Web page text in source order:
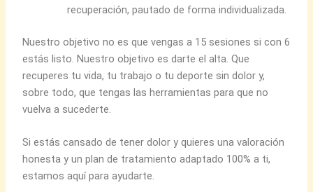
recuperación, pautado de forma individualizada.
Nuestro objetivo no es que vengas a 15 sesiones si con 6
estás listo. Nuestro objetivo es darte el alta. Que
recuperes tu vida, tu trabajo o tu deporte sin dolor y,
sobre todo, que tengas las herramientas para que no
vuelva a sucederte.
Si estás cansado de tener dolor y quieres una valoración
honesta y un plan de tratamiento adaptado 100% a ti,
estamos aquí para ayudarte.